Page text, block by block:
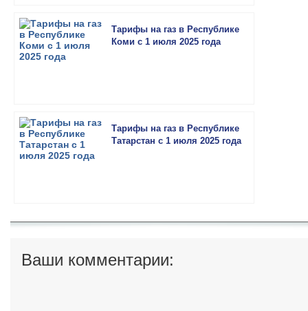
Тарифы на газ в Республике
Коми с 1 июля 2025 года
Тарифы на газ в Республике
Татарстан с 1 июля 2025 года
Ваши комментарии: